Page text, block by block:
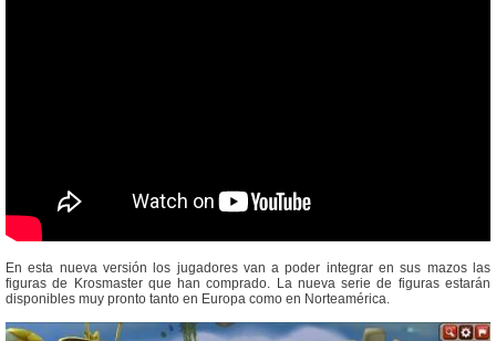
En esta nueva versión los jugadores van a poder integrar en sus mazos las
figuras de Krosmaster que han comprado. La nueva serie de figuras estarán
disponibles muy pronto tanto en Europa como en Norteamérica.